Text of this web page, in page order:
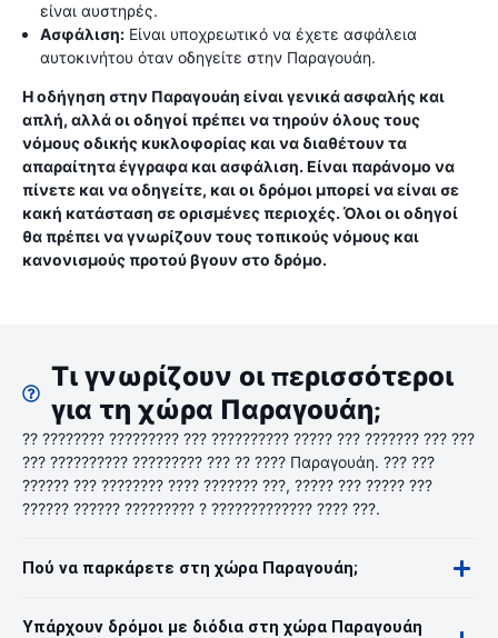
είναι αυστηρές.
Ασφάλιση: Είναι υποχρεωτικό να έχετε ασφάλεια
αυτοκινήτου όταν οδηγείτε στην Παραγουάη.
Η οδήγηση στην Παραγουάη είναι γενικά ασφαλής και
απλή, αλλά οι οδηγοί πρέπει να τηρούν όλους τους
νόμους οδικής κυκλοφορίας και να διαθέτουν τα
απαραίτητα έγγραφα και ασφάλιση. Είναι παράνομο να
πίνετε και να οδηγείτε, και οι δρόμοι μπορεί να είναι σε
κακή κατάσταση σε ορισμένες περιοχές. Όλοι οι οδηγοί
θα πρέπει να γνωρίζουν τους τοπικούς νόμους και
κανονισμούς προτού βγουν στο δρόμο.
Τι γνωρίζουν οι περισσότεροι
για τη χώρα Παραγουάη;
?? ???????? ????????? ??? ?????????? ????? ??? ??????? ??? ???
??? ?????????? ????????? ??? ?? ???? Παραγουάη. ??? ???
?????? ??? ???????? ???? ??????? ???, ????? ??? ????? ???
?????? ?????? ????????? ? ????????????? ???? ???.
Πού να παρκάρετε στη χώρα Παραγουάη;
Υπάρχουν δρόμοι με διόδια στη χώρα Παραγουάη